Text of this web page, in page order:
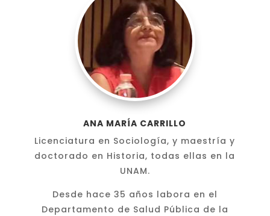
ANA MARÍA CARRILLO
Licenciatura en Sociología, y maestría y
doctorado en Historia, todas ellas en la
UNAM.
Desde hace 35 años labora en el
Departamento de Salud Pública de la